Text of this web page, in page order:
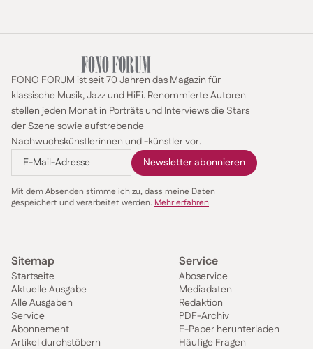
FONO FORUM ist seit 70 Jahren das Magazin für
klassische Musik, Jazz und HiFi. Renommierte Autoren
stellen jeden Monat in Porträts und Interviews die Stars
der Szene sowie aufstrebende
Nachwuchskünstlerinnen und -künstler vor.
Mit dem Absenden stimme ich zu, dass meine Daten
gespeichert und verarbeitet werden. Mehr erfahren
Sitemap
Startseite
Aktuelle Ausgabe
Alle Ausgaben
Service
Abonnement
Artikel durchstöbern
Service
Aboservice
Mediadaten
Redaktion
PDF-Archiv
E-Paper herunterladen
Häufige Fragen